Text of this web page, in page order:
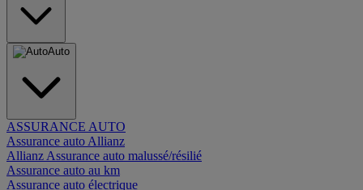
Auto
ASSURANCE AUTO
Assurance auto Allianz
Allianz Assurance auto malussé/résilié
Assurance auto au km
Assurance auto électrique